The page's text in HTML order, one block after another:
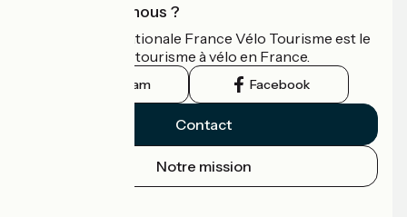
Qui sommes-nous ?
L'association nationale France Vélo Tourisme est le
guide officiel du tourisme à vélo en France.
Instagram Facebook
Contact
Notre mission